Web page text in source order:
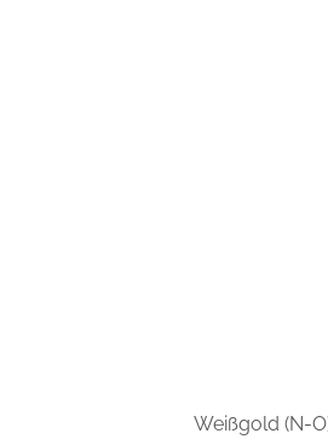
Weißgold (N-